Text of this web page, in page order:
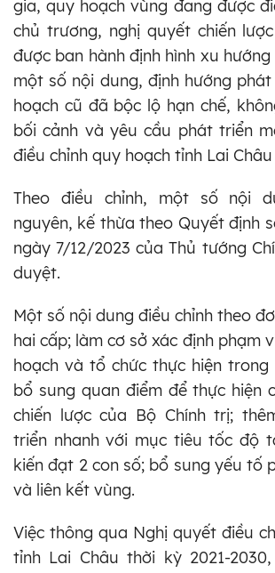
gia, quy hoạch vùng đang được
chủ trương, nghị quyết chiến
được ban hành định hình xu
một số nội dung, định hướng
hoạch cũ đã bộc lộ hạn chế,
bối cảnh và yêu cầu phát triển
điều chỉnh quy hoạch tỉnh Lai
Theo điều chỉnh, một số nội
nguyên, kế thừa theo Quyết định
ngày 7/12/2023 của Thủ tướng
duyệt.
Một số nội dung điều chỉnh theo
hai cấp; làm cơ sở xác định phạm
hoạch và tổ chức thực hiện
bổ sung quan điểm để thực hiện
chiến lược của Bộ Chính trị;
triển nhanh với mục tiêu tốc độ
kiến đạt 2 con số; bổ sung yếu tố
và liên kết vùng.
Việc thông qua Nghị quyết điều
tỉnh Lai Châu thời kỳ 2021-